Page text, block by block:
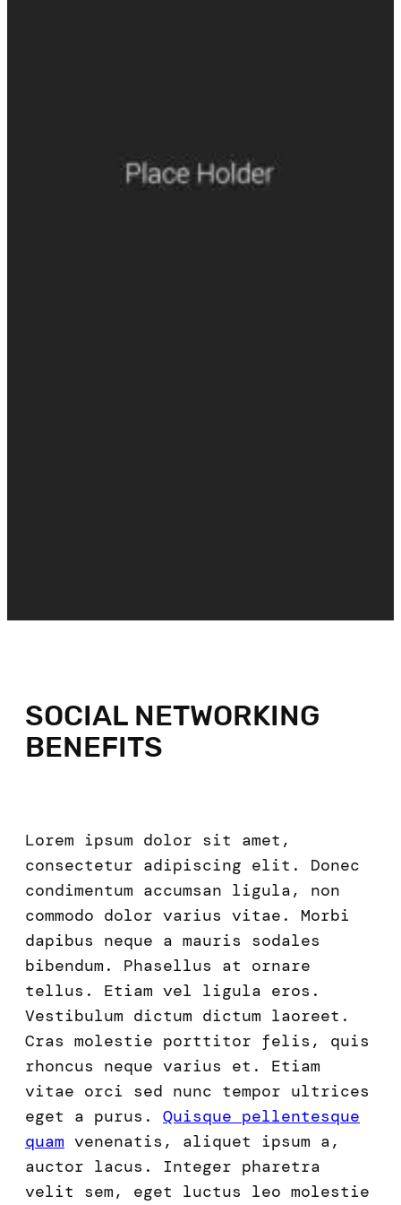
SOCIAL NETWORKING
BENEFITS
Lorem ipsum dolor sit amet,
consectetur adipiscing elit. Donec
condimentum accumsan ligula, non
commodo dolor varius vitae. Morbi
dapibus neque a mauris sodales
bibendum. Phasellus at ornare
tellus. Etiam vel ligula eros.
Vestibulum dictum dictum laoreet.
Cras molestie porttitor felis, quis
rhoncus neque varius et. Etiam
vitae orci sed nunc tempor ultrices
eget a purus. Quisque pellentesque
quam venenatis, aliquet ipsum a,
auctor lacus. Integer pharetra
velit sem, eget luctus leo molestie